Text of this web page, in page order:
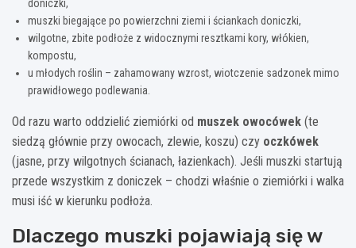
doniczki,
muszki biegające po powierzchni ziemi i ściankach doniczki,
wilgotne, zbite podłoże z widocznymi resztkami kory, włókien,
kompostu,
u młodych roślin – zahamowany wzrost, wiotczenie sadzonek mimo
prawidłowego podlewania.
Od razu warto oddzielić ziemiórki od muszek owocówek (te
siedzą głównie przy owocach, zlewie, koszu) czy oczkówek
(jasne, przy wilgotnych ścianach, łazienkach). Jeśli muszki startują
przede wszystkim z doniczek – chodzi właśnie o ziemiórki i walka
musi iść w kierunku podłoża.
Dlaczego muszki pojawiają się w